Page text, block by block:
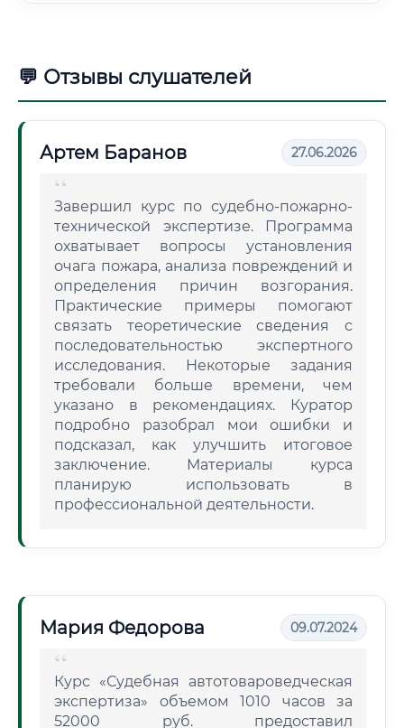
💬 Отзывы слушателей
Артем Баранов 27.06.2026
Завершил курс по судебно-пожарно-
технической экспертизе. Программа
охватывает вопросы установления
очага пожара, анализа повреждений и
определения причин возгорания.
Практические примеры помогают
связать теоретические сведения с
последовательностью экспертного
исследования. Некоторые задания
требовали больше времени, чем
указано в рекомендациях. Куратор
подробно разобрал мои ошибки и
подсказал, как улучшить итоговое
заключение. Материалы курса
планирую использовать в
профессиональной деятельности.
Мария Федорова 09.07.2024
Курс «Судебная автотовароведческая
экспертиза» объемом 1010 часов за
52000 руб. предоставил